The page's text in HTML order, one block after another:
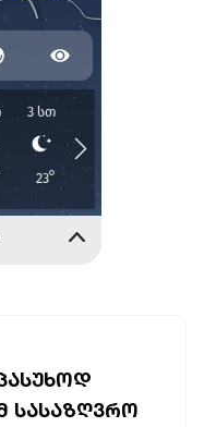
ᲡᲐᲡᲐᲖᲦᲕᲠᲝ